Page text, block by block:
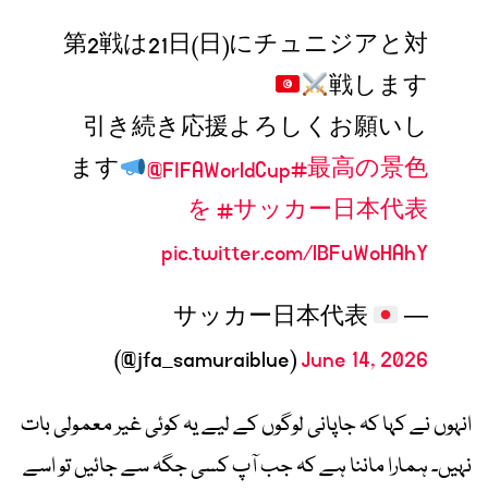
第2戦は21日(日)にチュニジアと対
戦します
引き続き応援よろしくお願いし
ます
@FIFAWorldCup#最高の景色
を #サッカー日本代表
pic.twitter.com/lBFuWoHAhY
— サッカー日本代表
(@jfa_samuraiblue)June 14, 2026
انہوں نے کہا کہ جاپانی لوگوں کے لیے یہ کوئی غیر معمولی بات
نہیں۔ ہمارا ماننا ہے کہ جب آپ کسی جگہ سے جائیں تو اسے